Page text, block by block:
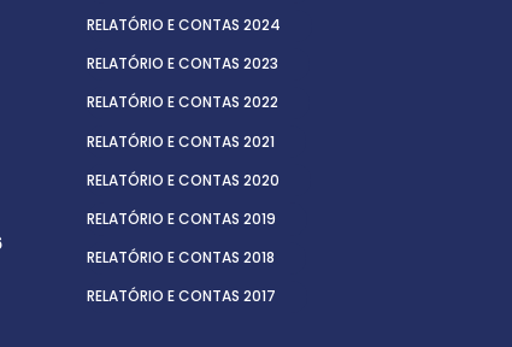
RELATÓRIO E CONTAS 2024
RELATÓRIO E CONTAS 2023
RELATÓRIO E CONTAS 2022
RELATÓRIO E CONTAS 2021
RELATÓRIO E CONTAS 2020
RELATÓRIO E CONTAS 2019
RELATÓRIO E CONTAS 2018
RELATÓRIO E CONTAS 2017